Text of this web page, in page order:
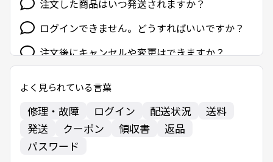
注文した商品はいつ発送されますか？
ログインできません。どうすればいいですか？
注文後にキャンセルや変更はできますか？
できますか？
クーポンはどのように使いますか？
コンビニ後払いの請求書の到着時期と支払い期
限は？
よく見られている言葉
修理・故障 ログイン 配送状況
送料
発送
クーポン 領収書
返品
パスワード